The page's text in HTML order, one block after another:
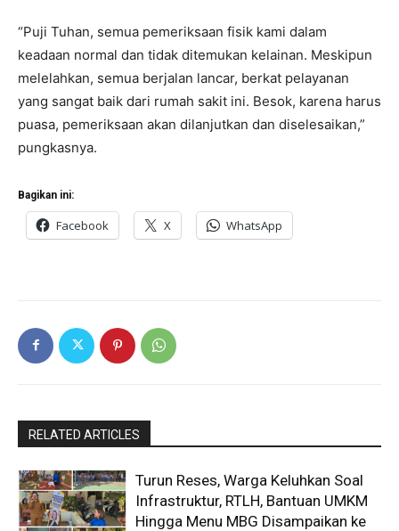
“Puji Tuhan, semua pemeriksaan fisik kami dalam
keadaan normal dan tidak ditemukan kelainan. Meskipun
melelahkan, semua berjalan lancar, berkat pelayanan
yang sangat baik dari rumah sakit ini. Besok, karena harus
puasa, pemeriksaan akan dilanjutkan dan diselesaikan,”
pungkasnya.
Bagikan ini:
Facebook X WhatsApp
RELATED ARTICLES
Turun Reses, Warga Keluhkan Soal
Infrastruktur, RTLH, Bantuan UMKM
Hingga Menu MBG Disampaikan ke